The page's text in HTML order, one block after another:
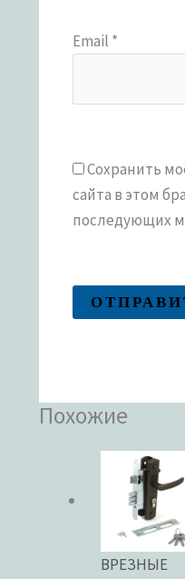
Email *
Сохранить
сайта в этом
последующих
Похожие
ВРЕЗНЫЕ